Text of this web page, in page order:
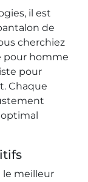
il est
de
cherchiez
pour homme
pour
Chaque
le meilleur